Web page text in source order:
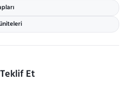
Teklif Et